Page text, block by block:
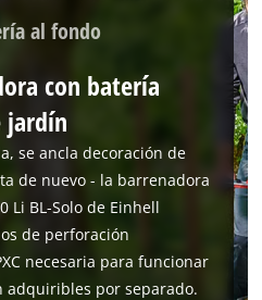
su consentimiento para
servicio Google Maps!
is not permitted to load due
that are not disclosed to the
al fondo
con batería
jardín
se ancla decoración de
de nuevo - la barrenadora
Li BL-Solo de Einhell
de perforación
necesaria para funcionar
adquiribles por separado.